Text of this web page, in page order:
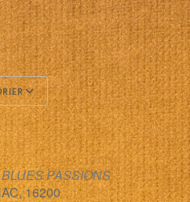
Calendrier Google
PASSIONS
16200